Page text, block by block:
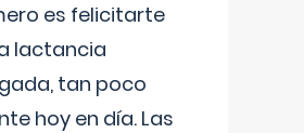
es felicitarte
lactancia
tan poco
hoy en día. Las